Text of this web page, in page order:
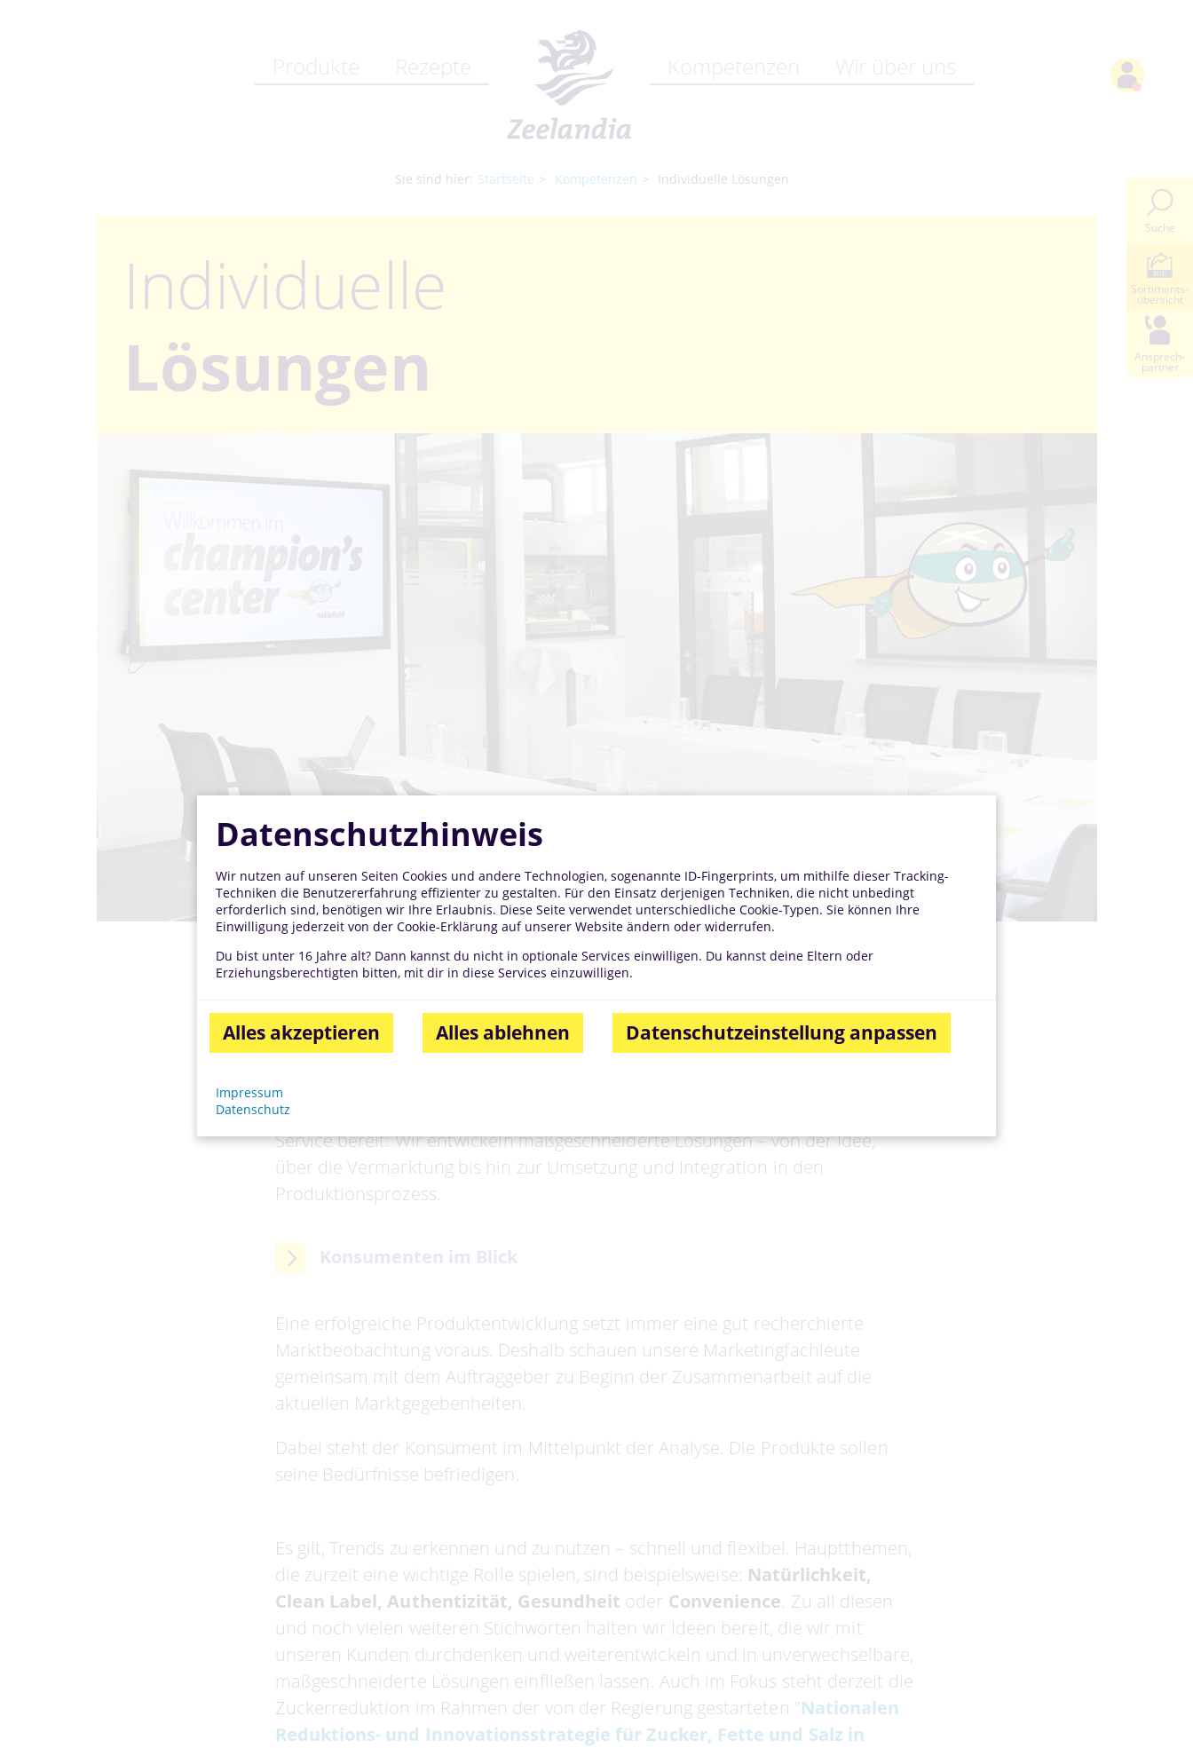
Produkte Rezepte Kompetenzen Wir über uns
Sie sind hier: Startseite Kompetenzen Individuelle Lösungen
Suche
Sortiments-
übersicht
Ansprech-
partner
Individuelle
Lösungen
Individuelle Lösungen
Innovationen sind eine der treibenden Kräfte für Geschäftserfolg. Für
Großbäckereien und Industriekunden halten wir deshalb einen umfassenden
Service bereit: Wir entwickeln maßgeschneiderte Lösungen – von der Idee,
über die Vermarktung bis hin zur Umsetzung und Integration in den
Produktionsprozess.
Konsumenten im Blick
Eine erfolgreiche Produktentwicklung setzt immer eine gut recherchierte
Marktbeobachtung voraus. Deshalb schauen unsere Marketingfachleute
gemeinsam mit dem Auftraggeber zu Beginn der Zusammenarbeit auf die
aktuellen Marktgegebenheiten.
Dabei steht der Konsument im Mittelpunkt der Analyse. Die Produkte sollen
seine Bedürfnisse befriedigen.
Es gilt, Trends zu erkennen und zu nutzen – schnell und flexibel. Hauptthemen,
die zurzeit eine wichtige Rolle spielen, sind beispielsweise: Natürlichkeit,
Clean Label, Authentizität, Gesundheit oder Convenience. Zu all diesen
und noch vielen weiteren Stichworten halten wir Ideen bereit, die wir mit
unseren Kunden durchdenken und weiterentwickeln und in unverwechselbare,
maßgeschneiderte Lösungen einfließen lassen. Auch im Fokus steht derzeit die
Zuckerreduktion im Rahmen der von der Regierung gestarteten "Nationalen
Reduktions- und Innovationsstrategie für Zucker, Fette und Salz in
Datenschutzhinweis
Wir nutzen auf unseren Seiten Cookies und andere Technologien, sogenannte ID-Fingerprints, um mithilfe dieser Tracking-
Techniken die Benutzererfahrung effizienter zu gestalten. Für den Einsatz derjenigen Techniken, die nicht unbedingt
erforderlich sind, benötigen wir Ihre Erlaubnis. Diese Seite verwendet unterschiedliche Cookie-Typen. Sie können Ihre
Einwilligung jederzeit von der Cookie-Erklärung auf unserer Website ändern oder widerrufen.
Du bist unter 16 Jahre alt? Dann kannst du nicht in optionale Services einwilligen. Du kannst deine Eltern oder
Erziehungsberechtigten bitten, mit dir in diese Services einzuwilligen.
Alles akzeptieren Alles ablehnen Datenschutzeinstellung anpassen
Impressum
Datenschutz